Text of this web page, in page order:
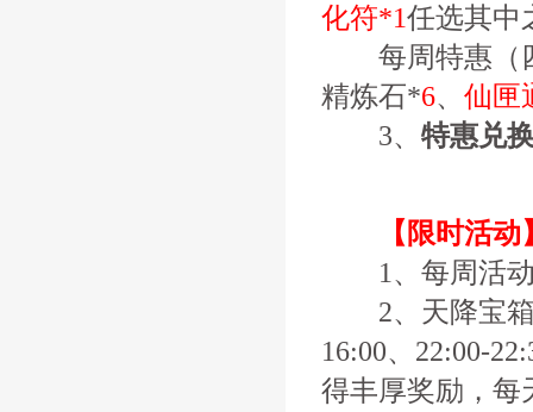
化符*1任选其中
每周特惠（
精炼石*6、 仙匣
3、 特惠兑
【限时活动
1、每周活
2、天降宝
16:00、22:00-
得丰厚奖励，每